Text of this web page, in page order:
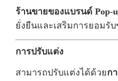
ร้านขายของแบรนด์ Pop-
ยั่งยืนและเสริมการยอมรั
การปรับแต่ง
สามารถปรับแต่งได้ด้วยก